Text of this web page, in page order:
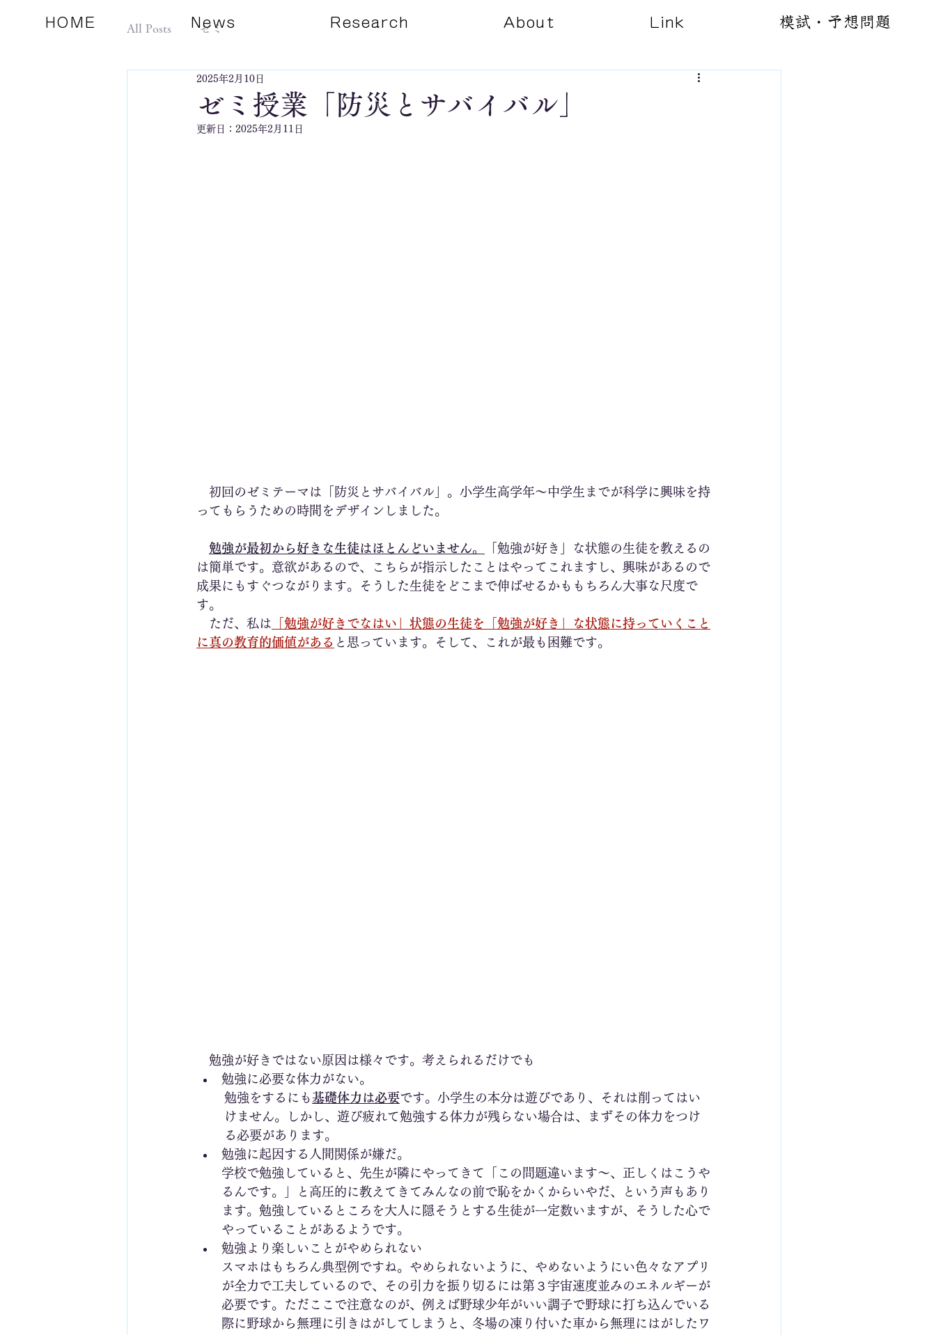
All Posts ゼミ
ゼミ授業「防災とサバイバル」
2025年2月10日
更新日： 2025年2月11日
初回のゼミテーマは「防災とサバイバル」。小学生高学年～中学生までが科学に興味を持
ってもらうための時間をデザインしました。
勉強が最初から好きな生徒はほとんどいません。
「勉強が好き」な状態の生徒を教えるの
は簡単です。意欲があるので、こちらが指示したことはやってこれますし、興味があるので
成果にもすぐつながります。そうした生徒をどこまで伸ばせるかももちろん大事な尺度で
す。
ただ、私は
「勉強が好きでなはい」状態の生徒を「勉強が好き」な状態に持っていくこと
に真の教育的価値がある と思っています。そして、これが最も困難です。
勉強が好きではない原因は様々です。考えられるだけでも
勉強に必要な体力がない。
勉強をするにも 基礎体力は必要です。小学生の本分は遊びであり、それは削ってはい
けません。しかし、遊び疲れて勉強する体力が残らない場合は、まずその体力をつけ
る必要があります。
勉強に起因する人間関係が嫌だ。
学校で勉強していると、先生が隣にやってきて「この問題違います～、正しくはこうや
るんです。」と高圧的に教えてきてみんなの前で恥をかくからいやだ、という声もあり
ます。勉強しているところを大人に隠そうとする生徒が一定数いますが、そうした心で
やっていることがあるようです。
勉強より楽しいことがやめられない
スマホはもちろん典型例ですね。やめられないように、やめないようにい色々なアプリ
が全力で工夫しているので、その引力を振り切るには第３宇宙速度並みのエネルギーが
必要です。ただここで注意なのが、例えば野球少年がいい調子で野球に打ち込んでいる
際に野球から無理に引きはがしてしまうと、冬場の凍り付いた車から無理にはがしたワ
HOME News Research About Link 模試・予想問題